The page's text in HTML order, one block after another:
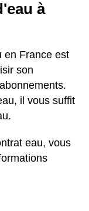
à
en France est
son
il vous suffit
eau, vous